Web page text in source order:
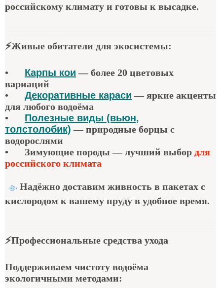
российскому климату и готовы к высадке.
⚡Живые обитатели для экосистемы:
• Карпы кои —более 20 цветовых
вариаций
•
Декоративные караси — яркие акценты
для любого водоёма
•
Полезные виды (вьюн,
толстолобик) —природные борцы с
водорослями
•
Зимующие породы — лучший выбор для
российского климата
Надёжно доставим живность в пакетах с
кислородом к вашему пруду в удобное время.
⚡Профессиональные средства ухода
Поддерживаем чистоту водоёма
экологичными методами: